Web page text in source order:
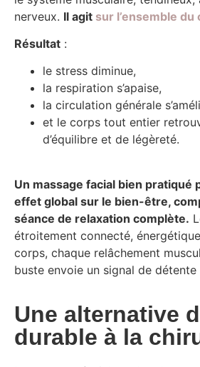
nerveux. Il agit sur l’ensemble du
Résultat :
le stress diminue,
la respiration s’apaise,
la circulation générale
et le corps tout entier
d’équilibre et de légèreté.
Un massage facial bien pratiqué
effet global sur le bien-être,
séance de relaxation complète.
étroitement connecté,
corps, chaque relâchement
buste envoie un signal de détente
Une alternative
durable à la